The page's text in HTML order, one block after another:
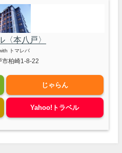
〈本八戸〉
トマレバ
市柏崎1-8-22
じゃらん
Yahoo!トラベル